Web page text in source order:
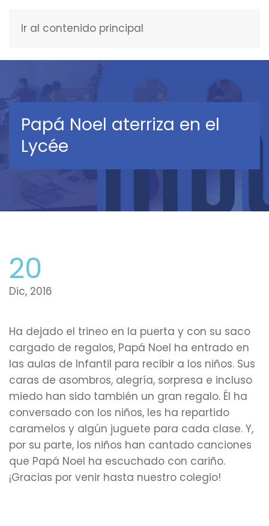
Ir al contenido principal
Papá Noel aterriza en el
Lycée
20
Dic, 2016
Ha dejado el trineo en la puerta y con su saco
cargado de regalos, Papá Noel ha entrado en
las aulas de Infantil para recibir a los niños. Sus
caras de asombros, alegría, sorpresa e incluso
miedo han sido también un gran regalo. Él ha
conversado con los niños, les ha repartido
caramelos y algún juguete para cada clase. Y,
por su parte, los niños han cantado canciones
que Papá Noel ha escuchado con cariño.
¡Gracias por venir hasta nuestro colegio!